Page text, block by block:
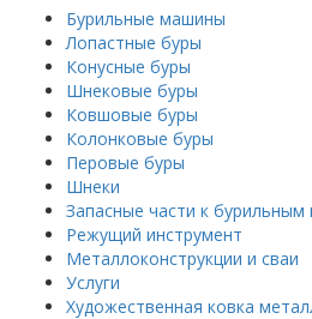
Бурильные машины
Лопастные буры
Конусные буры
Шнековые буры
Ковшовые буры
Колонковые буры
Перовые буры
Шнеки
Запасные части к
Режущий инструмент
Металлоконструкции и сваи
Услуги
Художественная ковка